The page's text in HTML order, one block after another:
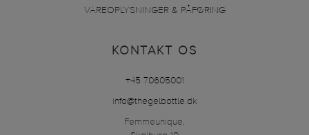
VAREOPLYSNINGER & PÅFØRING
KONTAKT OS
+45 70605001
info@thegelbottle.dk
Femmeunique,